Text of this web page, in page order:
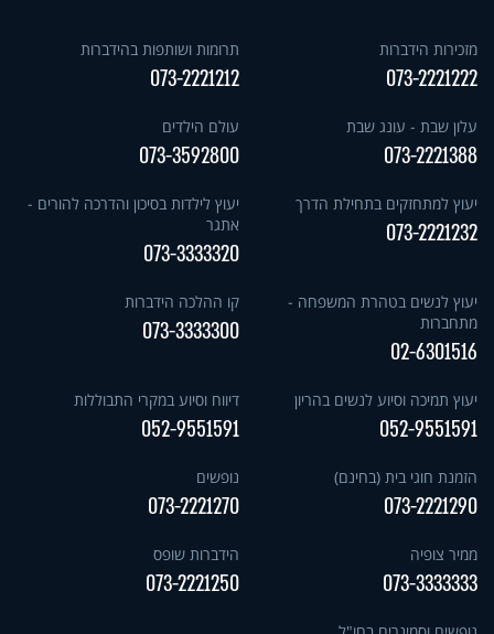
מזכירות הידברות
073-2221222
תרומות ושותפות בהידברות
073-2221212
עלון שבת - עונג שבת
073-2221388
עולם הילדים
073-3592800
יעוץ למתחזקים בתחילת הדרך
073-2221232
יעוץ לילדות בסיכון והדרכה להורים -
אתגר
073-3333320
יעוץ לנשים בטהרת המשפחה -
מתחברות
02-6301516
קו ההלכה הידברות
073-3333300
יעוץ תמיכה וסיוע לנשים בהריון
052-9551591
דיווח וסיוע במקרי התבוללות
052-9551591
הזמנת חוגי בית (בחינם)
073-2221290
נופשים
073-2221270
ממיר צופיה
073-3333333
הידברות שופס
073-2221250